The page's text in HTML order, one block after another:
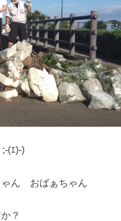
(ｴ)-)ゞ
ん おばぁちゃん
？